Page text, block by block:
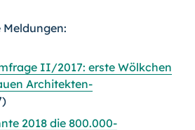
II/2017: erste Wölkchen
Architekten-
2018 die 800.000-